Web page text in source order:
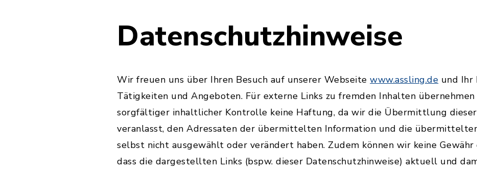
Datenschutzhinweise
Wir freuen uns über Ihren Besuch auf unserer Webseitewww.assling.de und Ihr
Tätigkeiten und Angeboten. Für externe Links zu fremden Inhalten
sorgfältiger inhaltlicher Kontrolle keine Haftung, da wir die Übermittlung
veranlasst, den Adressaten der übermittelten Information und die
selbst nicht ausgewählt oder verändert haben. Zudem können wir keine
dass die dargestellten Links (bspw. dieser Datenschutzhinweise) aktuell und